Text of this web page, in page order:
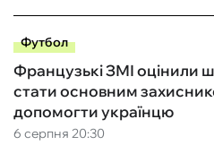
Футбол
6 серпня 20:30
Французькі ЗМІ оцінили
стати основним
допомогти українцю